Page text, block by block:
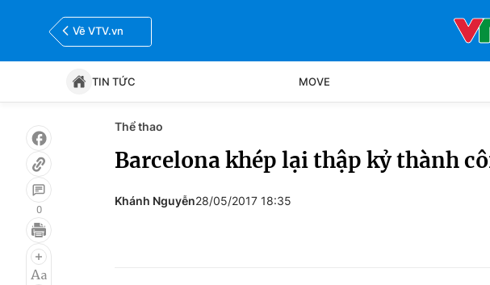
Về VTV.vn
TIN TỨC MOVE
Tin tức
Bóng đá
0
Thể thao
Barcelona khép lại thập kỷ thành
Khánh Nguyễn28/05/2017 18:35